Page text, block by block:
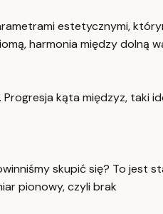
estetycznymi,
harmonia między dolną
kąta międzyz, taki
skupić się? To jest
pionowy, czyli brak